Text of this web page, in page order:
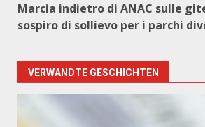
Marcia indietro di ANAC sulle
sospiro di sollievo per i parchi
VERWANDTE GESCHICHTEN